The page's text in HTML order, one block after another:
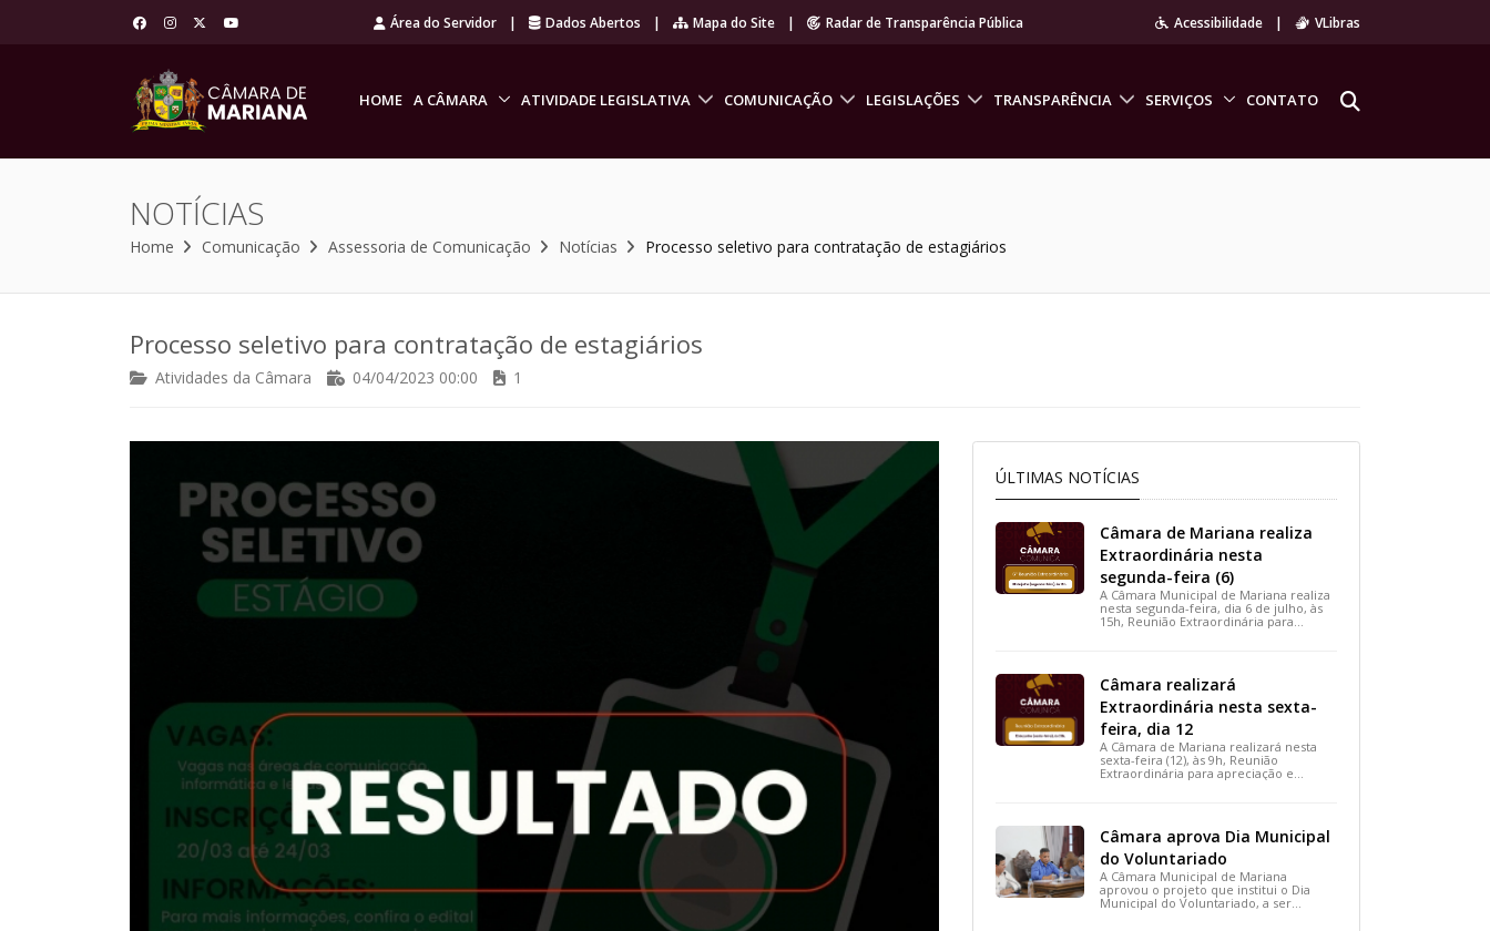
Área do Servidor | Dados Abertos | Mapa do Site | Radar de Transparência Pública Acessibilidade | VLibras
HOME A CÂMARA ATIVIDADE LEGISLATIVA COMUNICAÇÃO LEGISLAÇÕES TRANSPARÊNCIA SERVIÇOS CONTATO
NOTÍCIAS
Home Comunicação Assessoria de Comunicação Notícias Processo seletivo para contratação de estagiários
Processo seletivo para contratação de estagiários
Atividades da Câmara 04/04/2023 00:00 1
ÚLTIMAS NOTÍCIAS
Câmara de Mariana realiza
Extraordinária nesta
segunda-feira (6)
A Câmara Municipal de Mariana realiza
nesta segunda-feira, dia 6 de julho, às
15h, Reunião Extraordinária para
apreciação de importantes projetos de
Câmara realizará
Extraordinária nesta sexta-
feira, dia 12
A Câmara de Mariana realizará nesta
sexta-feira (12), às 9h, Reunião
Extraordinária para apreciação e
votação de projetos de interesse
Câmara aprova Dia Municipal
do Voluntariado
A Câmara Municipal de Mariana
aprovou o projeto que institui o Dia
Municipal do Voluntariado, a ser
celebrado em 28 de agosto. A medida,